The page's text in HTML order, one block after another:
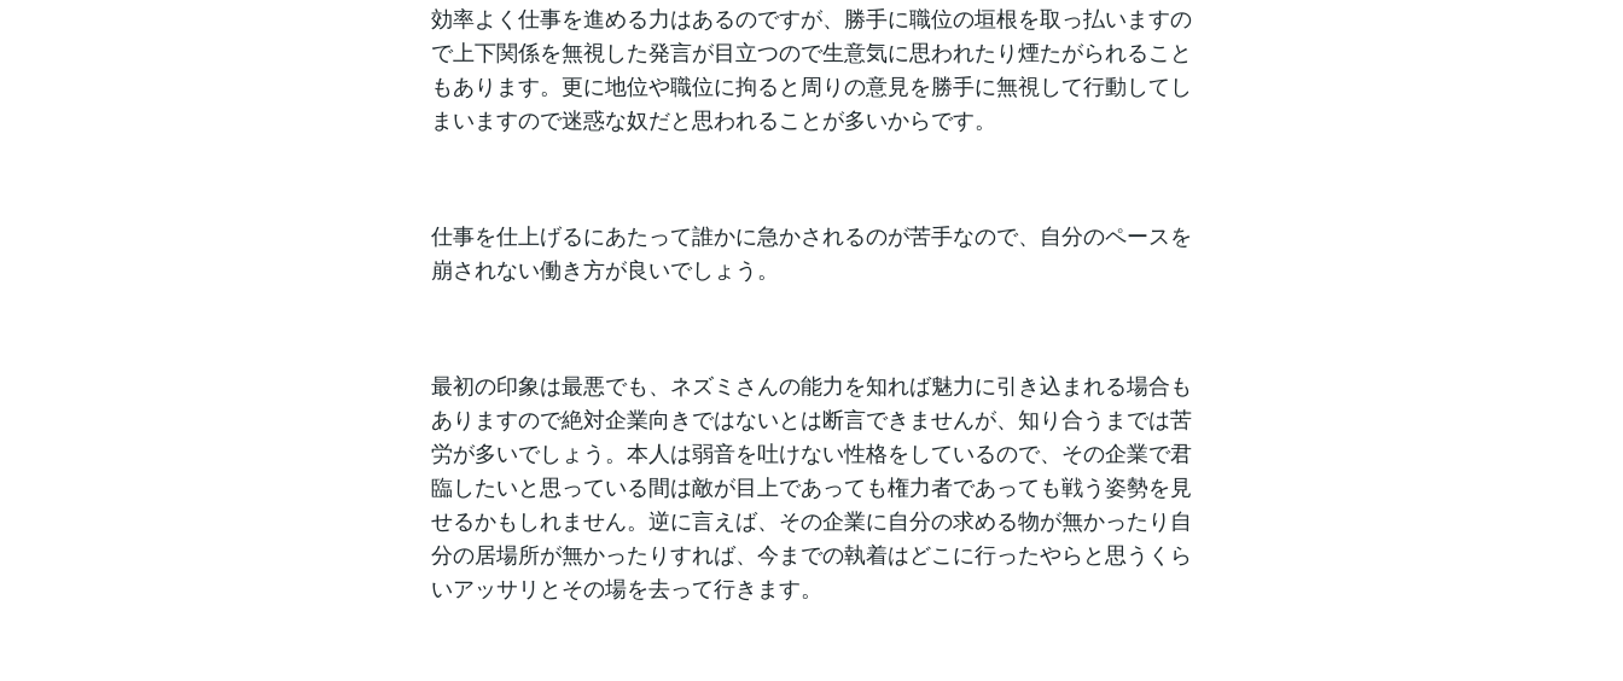
効率よく仕事を進める力はあるのですが、勝手に職位の垣根を取っ払いますの
で上下関係を無視した発言が目立つので生意気に思われたり煙たがられること
もあります。更に地位や職位に拘ると周りの意見を勝手に無視して行動してし
まいますので迷惑な奴だと思われることが多いからです。
仕事を仕上げるにあたって誰かに急かされるのが苦手なので、自分のペースを
崩されない働き方が良いでしょう。
最初の印象は最悪でも、ネズミさんの能力を知れば魅力に引き込まれる場合も
ありますので絶対企業向きではないとは断言できませんが、知り合うまでは苦
労が多いでしょう。本人は弱音を吐けない性格をしているので、その企業で君
臨したいと思っている間は敵が目上であっても権力者であっても戦う姿勢を見
せるかもしれません。逆に言えば、その企業に自分の求める物が無かったり自
分の居場所が無かったりすれば、今までの執着はどこに行ったやらと思うくら
いアッサリとその場を去って行きます。